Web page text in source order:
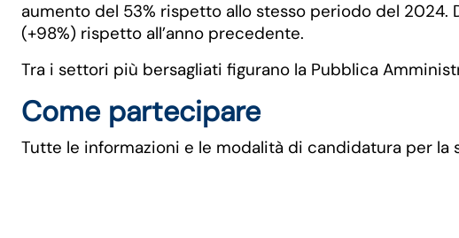
aumento del 53% rispetto allo stesso periodo del
(+98%) rispetto all’anno precedente.
Tra i settori più bersagliati figurano la Pubblica
Come partecipare
Tutte le informazioni e le modalità di candidatura per